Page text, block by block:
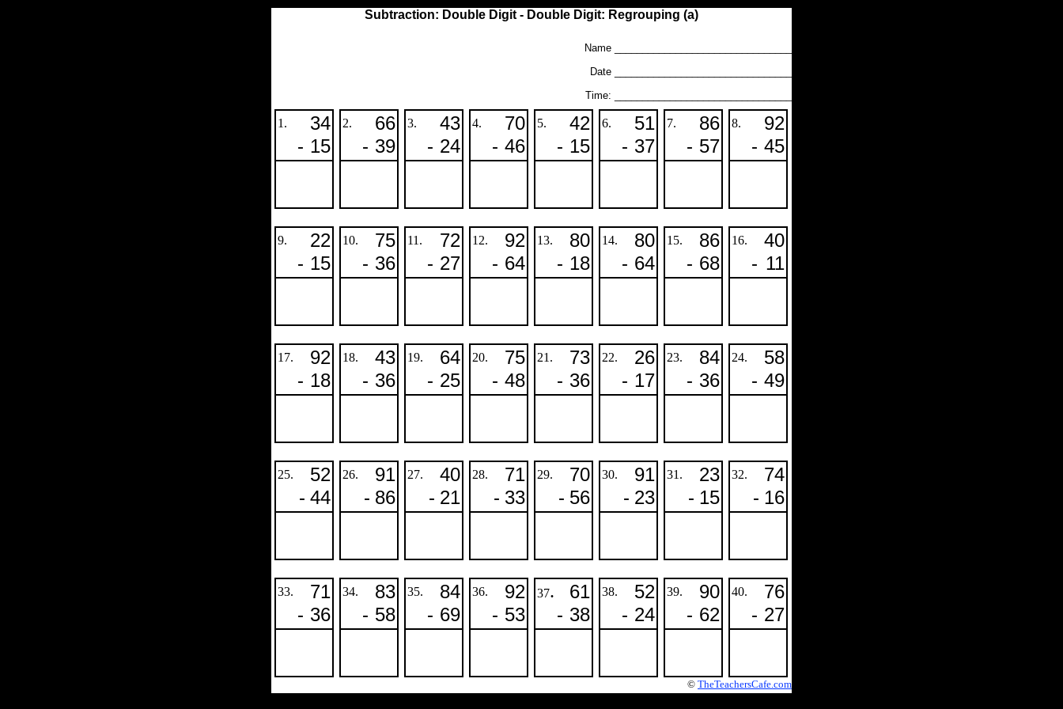
Subtraction: Double Digit - Double Digit: Regrouping (a)
Name ________________________________
Date ________________________________
Time: ________________________________
1.
34
- 15
2.
66
- 39
3.
43
- 24
4.
70
- 46
5.
42
- 15
6.
51
- 37
7.
86
- 57
8.
92
- 45
9.
22
- 15
10.
75
- 36
11.
72
- 27
12.
92
- 64
13.
80
- 18
14.
80
- 64
15.
86
- 68
16.
40
- 11
17.
92
- 18
18.
43
- 36
19.
64
- 25
20.
75
- 48
21.
73
- 36
22.
26
- 17
23.
84
- 36
24.
58
- 49
25.
52
- 44
26.
91
- 86
27.
40
- 21
28.
71
- 33
29.
70
- 56
30.
91
- 23
31.
23
- 15
32.
74
- 16
33.
71
- 36
34.
83
- 58
35.
84
- 69
36.
92
- 53
37.
61
- 38
38.
52
- 24
39.
90
- 62
40.
76
- 27
© TheTeachersCafe.com